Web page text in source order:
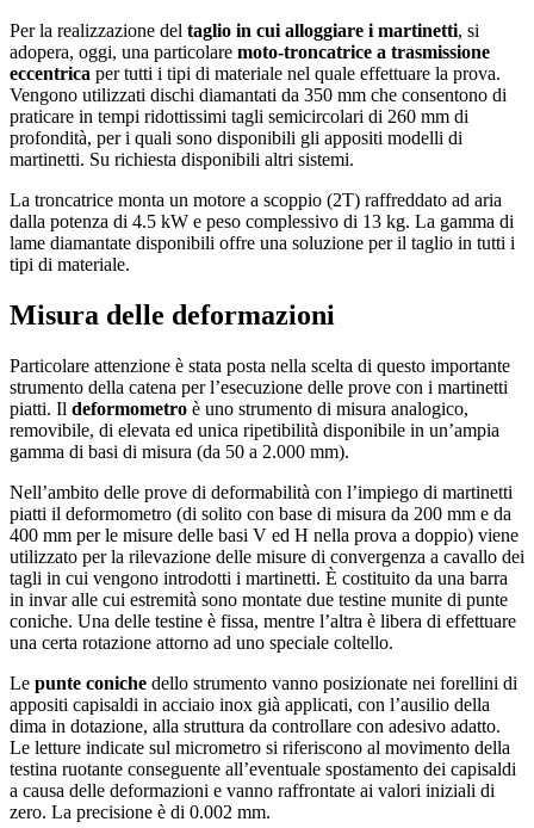
Per la realizzazione del taglio in cui alloggiare i martinetti, si
adopera, oggi, una particolare moto-troncatrice a trasmissione
eccentrica per tutti i tipi di materiale nel quale effettuare la prova.
Vengono utilizzati dischi diamantati da 350 mm che consentono di
praticare in tempi ridottissimi tagli semicircolari di 260 mm di
profondità, per i quali sono disponibili gli appositi modelli di
martinetti. Su richiesta disponibili altri sistemi.
La troncatrice monta un motore a scoppio (2T) raffreddato ad aria
dalla potenza di 4.5 kW e peso complessivo di 13 kg. La gamma di
lame diamantate disponibili offre una soluzione per il taglio in tutti i
tipi di materiale.
Misura delle deformazioni
Particolare attenzione è stata posta nella scelta di questo importante
strumento della catena per l’esecuzione delle prove con i martinetti
piatti. Il deformometro è uno strumento di misura analogico,
removibile, di elevata ed unica ripetibilità disponibile in un’ampia
gamma di basi di misura (da 50 a 2.000 mm).
Nell’ambito delle prove di deformabilità con l’impiego di martinetti
piatti il deformometro (di solito con base di misura da 200 mm e da
400 mm per le misure delle basi V ed H nella prova a doppio) viene
utilizzato per la rilevazione delle misure di convergenza a cavallo dei
tagli in cui vengono introdotti i martinetti. È costituito da una barra
in invar alle cui estremità sono montate due testine munite di punte
coniche. Una delle testine è fissa, mentre l’altra è libera di effettuare
una certa rotazione attorno ad uno speciale coltello.
Le punte coniche dello strumento vanno posizionate nei forellini di
appositi capisaldi in acciaio inox già applicati, con l’ausilio della
dima in dotazione, alla struttura da controllare con adesivo adatto.
Le letture indicate sul micrometro si riferiscono al movimento della
testina ruotante conseguente all’eventuale spostamento dei capisaldi
a causa delle deformazioni e vanno raffrontate ai valori iniziali di
zero. La precisione è di 0.002 mm.